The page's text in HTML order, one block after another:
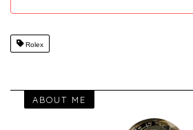
Rolex
ABOUT ME